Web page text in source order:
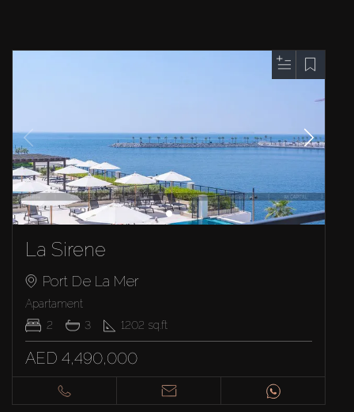
La Sirene
Port De La Mer
Apartament
2
3 1202 sq.ft
AED 4,490,000